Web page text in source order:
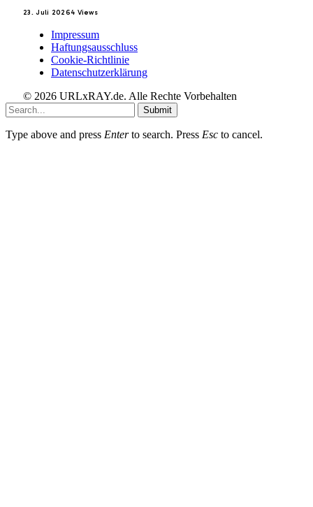
23. Juli 20264 Views
Impressum
Haftungsausschluss
Cookie-Richtlinie
Datenschutzerklärung
© 2026 URLxRAY.de. Alle Rechte Vorbehalten
Submit
Type above and press Enterto search. Press Esc to cancel.